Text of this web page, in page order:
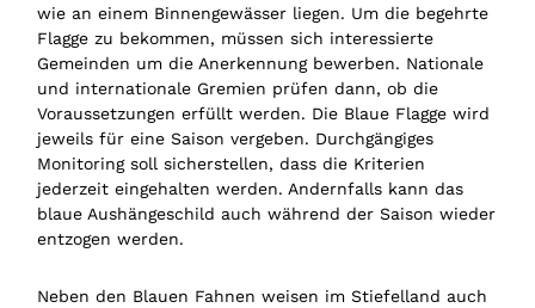
wie an einem Binnengewässer liegen. Um die begehrte
Flagge zu bekommen, müssen sich interessierte
Gemeinden um die Anerkennung bewerben. Nationale
und internationale Gremien prüfen dann, ob die
Voraussetzungen erfüllt werden. Die Blaue Flagge wird
jeweils für eine Saison vergeben. Durchgängiges
Monitoring soll sicherstellen, dass die Kriterien
jederzeit eingehalten werden. Andernfalls kann das
blaue Aushängeschild auch während der Saison wieder
entzogen werden.
Neben den Blauen Fahnen weisen im Stiefelland auch